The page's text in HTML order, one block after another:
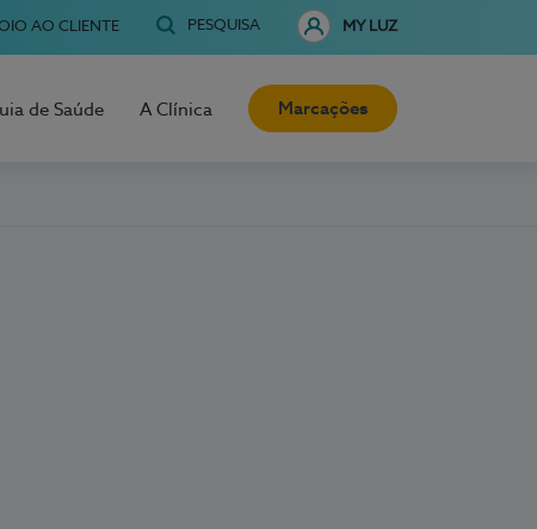
AO CLIENTE PESQUISA MY LUZ
de Saúde A Clínica Marcações